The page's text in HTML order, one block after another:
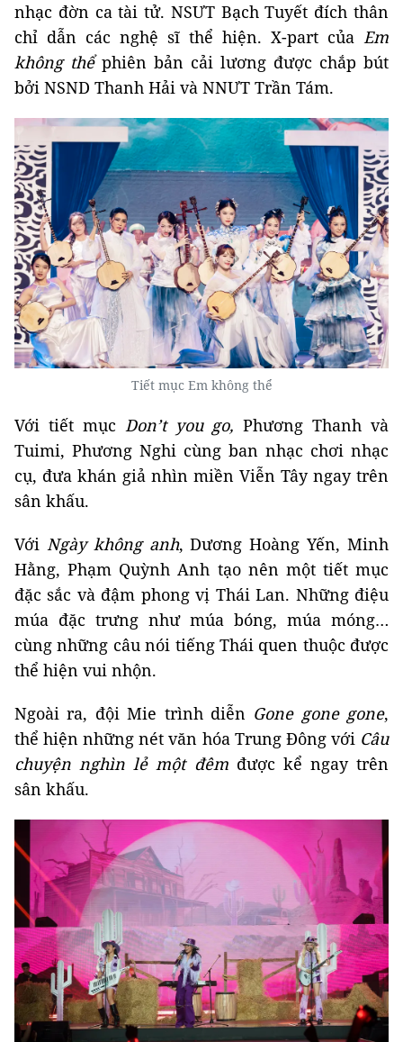
nhạc đờn ca tài tử. NSƯT Bạch Tuyết đích thân
chỉ dẫn các nghệ sĩ thể hiện. X-part của Em
không thể phiên bản cải lương được chắp bút
bởi NSND Thanh Hải và NNƯT Trần Tám.
Tiết mục Em không thể
Với tiết mục Don’t you go, Phương Thanh và
Tuimi, Phương Nghi cùng ban nhạc chơi nhạc
cụ, đưa khán giả nhìn miền Viễn Tây ngay trên
sân khấu.
Với Ngày không anh, Dương Hoàng Yến, Minh
Hằng, Phạm Quỳnh Anh tạo nên một tiết mục
đặc sắc và đậm phong vị Thái Lan. Những điệu
múa đặc trưng như múa bóng, múa móng…
cùng những câu nói tiếng Thái quen thuộc được
thể hiện vui nhộn.
Ngoài ra, đội Mie trình diễn Gone gone gone,
thể hiện những nét văn hóa Trung Đông với Câu
chuyện nghìn lẻ một đêmđược kể ngay trên
sân khấu.